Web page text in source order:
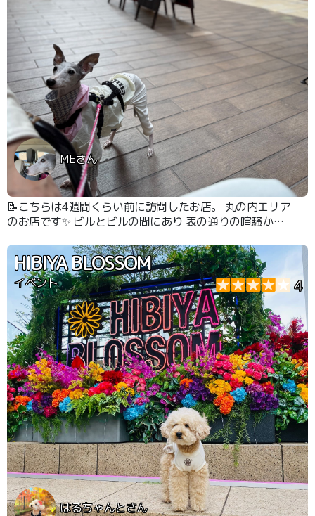
MEさん
📝こちらは4週間くらい前に訪問したお店。 丸の内エリア
のお店です✨ ビルとビルの間にあり 表の通りの喧騒から
しいお店。 車がビュンと通りすぎる心配もあまりなかっ
たので ワンコ連れには安心して過ごせる空間。 テラス席
はワンコok。 ワンコ用メニューもあります。
HIBIYA BLOSSOM
イベント 4
はるちゃんとさん